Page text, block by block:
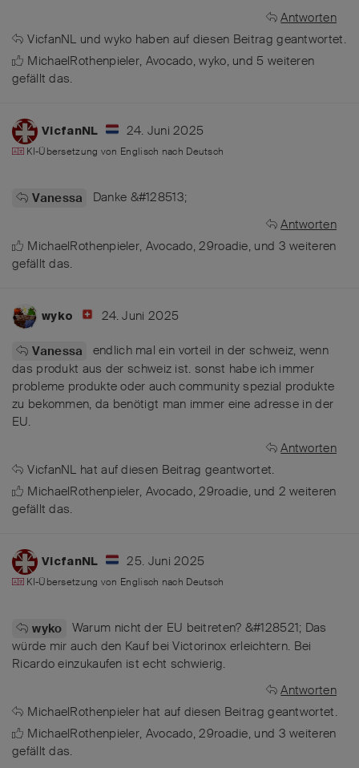
Antworten
VicfanNL undwyko haben auf diesen Beitrag geantwortet.
MichaelRothenpieler, Avocado,wyko, und 5 weiteren
gefällt das.
VicfanNL 24. Juni 2025
KI-Übersetzung von Englisch nach Deutsch
Vanessa
Danke &#128513;
Antworten
MichaelRothenpieler, Avocado,29roadie, und 3 weiteren
gefällt das.
wyko 24. Juni 2025
Vanessa
endlich mal ein vorteil in der schweiz, wenn
das produkt aus der schweiz ist. sonst habe ich immer
probleme produkte oder auch community spezial produkte
zu bekommen, da benötigt man immer eine adresse in der
EU.
Antworten
VicfanNL hat auf diesen Beitrag geantwortet.
MichaelRothenpieler, Avocado,29roadie, und 2 weiteren
gefällt das.
VicfanNL 25. Juni 2025
KI-Übersetzung von Englisch nach Deutsch
wyko
Warum nicht der EU beitreten? &#128521; Das
würde mir auch den Kauf bei Victorinox erleichtern. Bei
Ricardo einzukaufen ist echt schwierig.
Antworten
MichaelRothenpieler hat auf diesen Beitrag geantwortet.
MichaelRothenpieler, Avocado,29roadie, und 3 weiteren
gefällt das.